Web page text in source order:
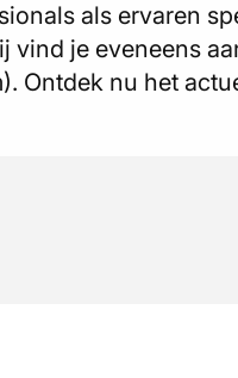
als ervaren
vind je eveneens
Ontdek nu het